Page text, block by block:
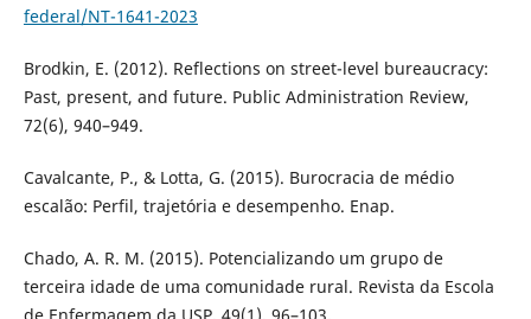
federal/NT-1641-2023
Brodkin, E. (2012). Reflections on street-level bureaucracy:
Past, present, and future. Public Administration Review,
72(6), 940–949.
Cavalcante, P., & Lotta, G. (2015). Burocracia de médio
escalão: Perfil, trajetória e desempenho. Enap.
Chado, A. R. M. (2015). Potencializando um grupo de
terceira idade de uma comunidade rural. Revista da Escola